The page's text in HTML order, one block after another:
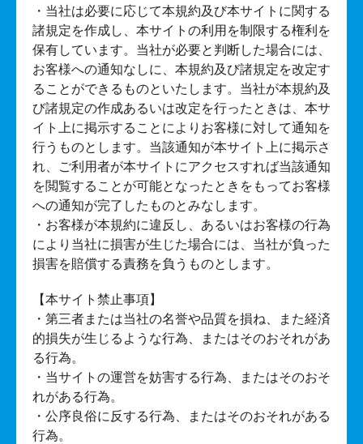
・当社は必要に応じて本規約及び本サイトに関する
諸規定を作成し、本サイトの利用を制限する権利を
保有しています。当社が必要と判断した場合には、
お客様への通知なしに、本規約及び諸規定を改定す
ることができるものといたします。当社が本規約及
び諸規定の作成あるいは改定を行ったときは、本サ
イト上に掲示することによりお客様に対して通知を
行うものとします。当該通知が本サイト上に掲示さ
れ、ご利用者が本サイトにアクセスすれば当該通知
を閲覧することが可能となったときをもってお客様
への通知が完了したものとみなします。
・お客様が本規約に違反し、あるいはお客様の行為
により当社に損害が生じた場合には、当社が負った
損害を賠償する責務を負うものとします。
【本サイト禁止事項】
・第三者または当社の名誉や品質を損ね、また経済
的損失が生じるような行為、またはそのおそれがあ
る行為。
・当サイトの運営を妨害する行為、またはそのおそ
れがある行為。
・公序良俗に反する行為、またはそのおそれがある
行為。